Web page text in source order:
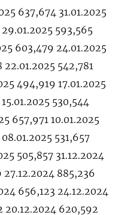
637,674 31.01.2025
593,565
603,479 24.01.2025
542,781
494,919 17.01.2025
530,544
657,971 10.01.2025
531,657
505,857 31.12.2024
885,236
656,123 24.12.2024
20.12.2024 620,592